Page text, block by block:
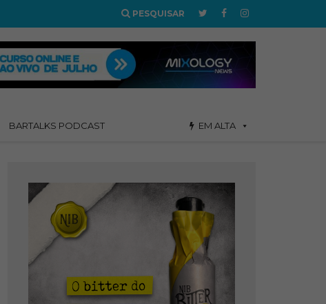
PESQUISAR
BARTALKS PODCAST EM ALTA